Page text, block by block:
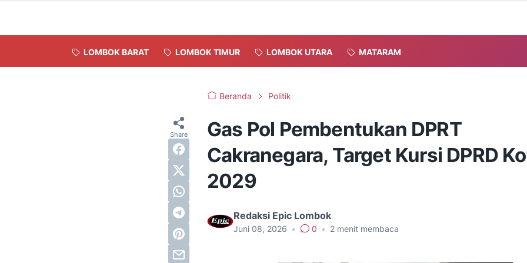
LOMBOK BARAT LOMBOK TIMUR LOMBOK UTARA MATARAM
Beranda Politik
Gas Pol Pembentukan DPRT
Cakranegara, Target Kursi DPRD
2029
Redaksi Epic Lombok
Juni 08, 2026 • 0 • 2 menit membaca